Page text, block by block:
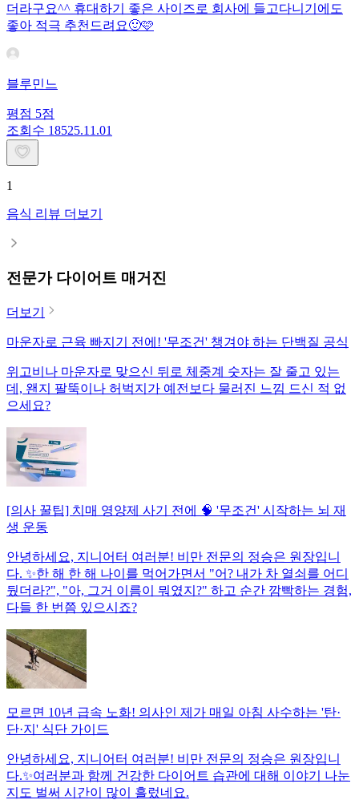
더라구요^^ 휴대하기 좋은 사이즈로 회사에 들고다니기에도
좋아 적극 추천드려요🙂🩷
블루민느
평점 5점
조회수 18525.11.01
1
음식 리뷰 더보기
전문가 다이어트 매거진
더보기
마운자로 근육 빠지기 전에! '무조건' 챙겨야 하는 단백질 공식
위고비나 마운자로 맞으신 뒤로 체중계 숫자는 잘 줄고 있는
데, 왠지 팔뚝이나 허벅지가 예전보다 물러진 느낌 드신 적 없
으세요?
[의사 꿀팁] 치매 영양제 사기 전에 🧠 '무조건' 시작하는 뇌 재
생 운동
안녕하세요, 지니어터 여러분! 비만 전문의 정승은 원장입니
다. ✨한 해 한 해 나이를 먹어가면서 "어? 내가 차 열쇠를 어디
뒀더라?", "아, 그거 이름이 뭐였지?" 하고 순간 깜빡하는 경험,
다들 한 번쯤 있으시죠?
모르면 10년 급속 노화! 의사인 제가 매일 아침 사수하는 '탄·
단·지' 식단 가이드
안녕하세요, 지니어터 여러분! 비만 전문의 정승은 원장입니
다.✨여러분과 함께 건강한 다이어트 습관에 대해 이야기 나눈
지도 벌써 시간이 많이 흘렀네요.